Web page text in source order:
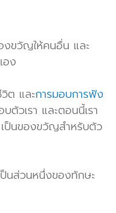
งขวัญให้คนอื่น และ
อง
ต และการมอบการฟัง
ตัวเรา และตอนนี้เรา
เป็นของขวัญสำหรับตัว
นส่วนหนึ่งของทักษะ